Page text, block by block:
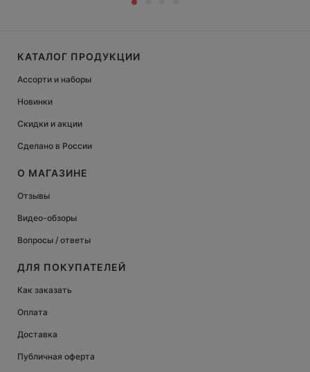
КАТАЛОГ ПРОДУКЦИИ
Ассорти и наборы
Новинки
Скидки и акции
Сделано в России
О МАГАЗИНЕ
Отзывы
Видео-обзоры
Вопросы / ответы
ДЛЯ ПОКУПАТЕЛЕЙ
Как заказать
Оплата
Доставка
Публичная оферта